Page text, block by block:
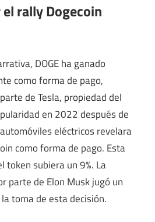
rally Dogecoin
DOGE ha ganado
como forma de pago,
de Tesla, propiedad del
en 2022 después de
eléctricos revelara
como forma de pago. Esta
token subiera un 9%. La
parte de Elon Musk jugó un
toma de esta decisión.